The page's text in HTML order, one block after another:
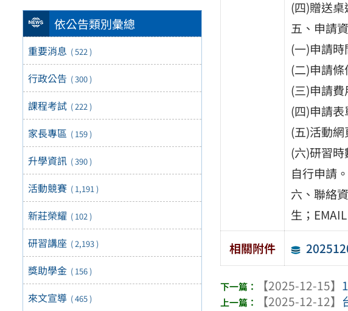
依公告類別彙總
重要消息 ( 522 )
行政公告 ( 300 )
課程考試 ( 222 )
家長專區 ( 159 )
升學資訊 ( 390 )
活動競賽 ( 1,191 )
新莊榮耀 ( 102 )
研習講座 ( 2,193 )
獎助學金 ( 156 )
來文宣導 ( 465 )
(四)贈送
五、申請
(一)申請
(二)申請
(三)申請
(四)申請表
(五)活動網
(六)研習
自行申請。
六、聯絡
生；
相關附件
【2025-12-15】
【2025-12-12】